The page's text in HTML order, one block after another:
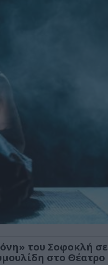
του Σοφοκλή σε
στο Θέατρο